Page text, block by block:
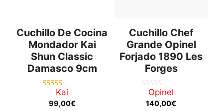
Cuchillo De Cocina
Mondador Kai
Shun Classic
Damasco 9cm
4.00
de 5
Kai
99,00€
Cuchillo Chef
Grande Opinel
Forjado 1890 Les
Forges
Opinel
140,00€